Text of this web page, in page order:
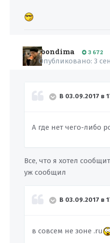
bondima 3 672
Опубликовано: 3
В 03.09.2017 в
А где нет чего-либо
Все, что я хотел
уж сообщил
В 03.09.2017 в
в совсем не зоне .ru